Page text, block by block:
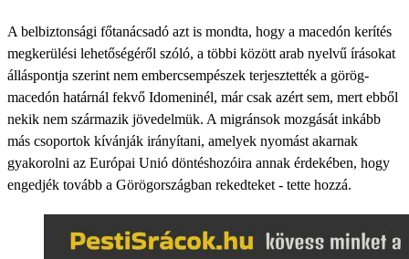
A belbiztonsági főtanácsadó azt is mondta, hogy a macedón kerítés
megkerülési lehetőségéről szóló, a többi között arab nyelvű írásokat
álláspontja szerint nem embercsempészek terjesztették a görög-
macedón határnál fekvő Idomeninél, már csak azért sem, mert ebből
nekik nem származik jövedelmük. A migránsok mozgását inkább
más csoportok kívánják irányítani, amelyek nyomást akarnak
gyakorolni az Európai Unió döntéshozóira annak érdekében, hogy
engedjék tovább a Görögországban rekedteket - tette hozzá.